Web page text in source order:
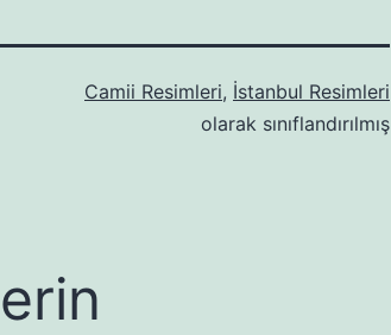
Camii Resimleri, İstanbul Resimleri
olarak sınıflandırılmış